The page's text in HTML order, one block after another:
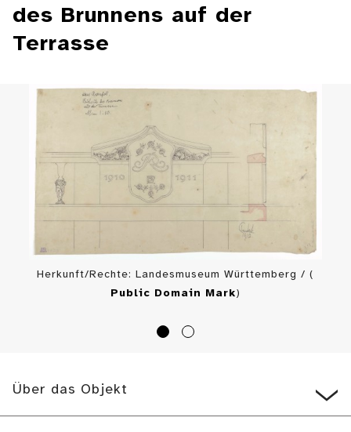
des Brunnens auf der
Terrasse
Herkunft/Rechte: Landesmuseum Württemberg / (
Public Domain Mark)
Über das Objekt